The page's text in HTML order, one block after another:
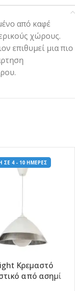
από καφέ
χώρους.
επιθυμεί μια πιο
ΣΕ 4 - 10 ΗΜΕΡΕΣ
Κρεμαστό
από ασημί